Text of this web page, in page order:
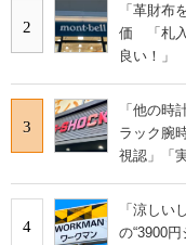
2
「革財布
価 「札入
良い！」
3
「他の時
ラック腕
視認」「
4
「涼し
の“3900